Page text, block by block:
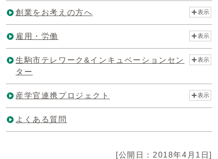
創業をお考えの方へ 表示
雇用・労働 表示
生駒市テレワーク&インキュベーションセン
ター
表示
産学官連携プロジェクト 表示
よくある質問
[公開日：2018年4月1日]